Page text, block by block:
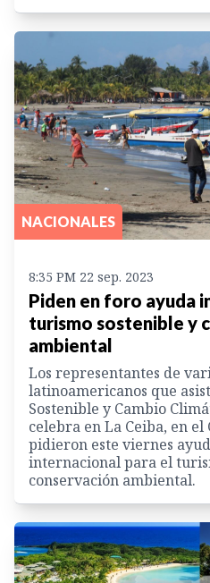
NACIONALES
8:35 PM 22 sep. 2023
Piden en foro ayuda
turismo sostenible y
ambiental
Los representantes de
latinoamericanos que
Sostenible y Cambio
celebra en La Ceiba, en
pidieron este viernes
internacional para el
conservación ambiental.